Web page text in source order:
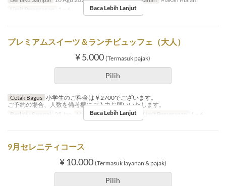
Limit Pemesanan
1 ~ 6 Baca Lebih Lanjut
プレミアムスイーツ＆ランチビュッフェ（大人）
¥ 5.000 (Termasuk pajak)
Pilih
Cetak Bagus 小学生のご料金は￥2700でございます。
ご予約の場合、人数を備考欄にご入力お願いいたします。
Berlaku Sampai 25 Jan Makanan Makan Siang Limit Pemesanan 1 ~ 6
Baca Lebih Lanjut
9月セレニティコース
¥ 10.000 (Termasuk layanan & pajak)
Pilih